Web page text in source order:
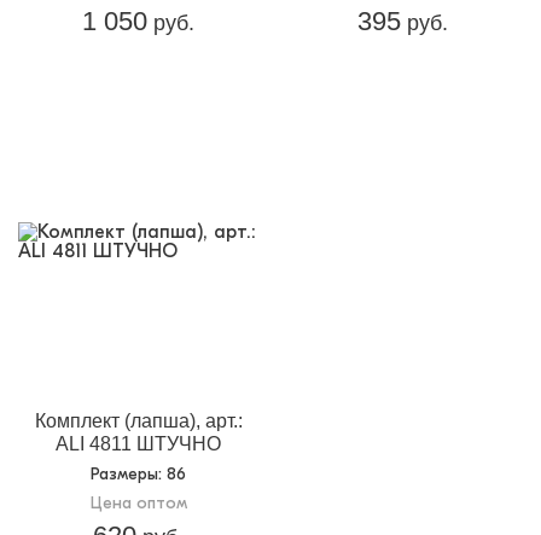
1 050 руб. 395 руб.
Комплект (лапша), арт.:
ALI 4811 ШТУЧНО
Размеры: 86
Цена оптом